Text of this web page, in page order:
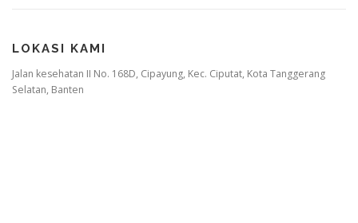
LOKASI KAMI
Jalan kesehatan II No. 168D, Cipayung, Kec. Ciputat, Kota Tanggerang
Selatan, Banten